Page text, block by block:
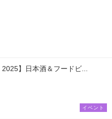
2025】日本酒＆フードビ...
イベント